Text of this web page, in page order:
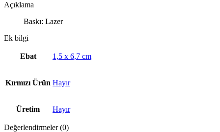
Açıklama
Baskı: Lazer
Ek bilgi
Ebat 1,5 x 6,7 cm
Kırmızı Ürün Hayır
Üretim Hayır
Değerlendirmeler (0)